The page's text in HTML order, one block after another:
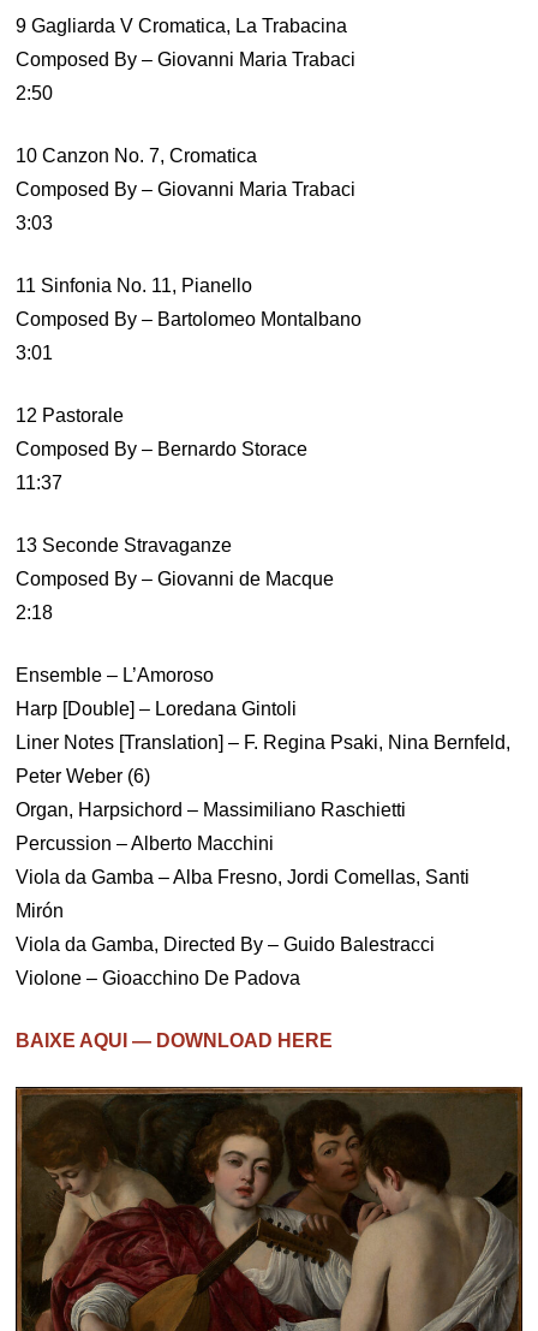
9 Gagliarda V Cromatica, La Trabacina
Composed By – Giovanni Maria Trabaci
2:50
10 Canzon No. 7, Cromatica
Composed By – Giovanni Maria Trabaci
3:03
11 Sinfonia No. 11, Pianello
Composed By – Bartolomeo Montalbano
3:01
12 Pastorale
Composed By – Bernardo Storace
11:37
13 Seconde Stravaganze
Composed By – Giovanni de Macque
2:18
Ensemble – L’Amoroso
Harp [Double] – Loredana Gintoli
Liner Notes [Translation] – F. Regina Psaki, Nina Bernfeld,
Peter Weber (6)
Organ, Harpsichord – Massimiliano Raschietti
Percussion – Alberto Macchini
Viola da Gamba – Alba Fresno, Jordi Comellas, Santi
Mirón
Viola da Gamba, Directed By – Guido Balestracci
Violone – Gioacchino De Padova
BAIXE AQUI — DOWNLOAD HERE